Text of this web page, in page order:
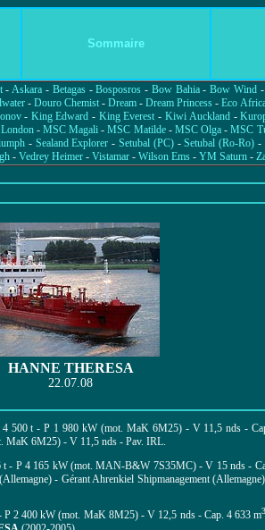
Sommaire
-Askara - Betagas-Bosposros - Bow Bahia-Bow Wind -
- Douro Chemist- Dream- Dream Princess- Eco
- King Edward - King Everest - Kiwi Auckland -
- MSC Magali -MSC Matilde- MSC Olga -MSC
- Sealand Explorer - Setubal (PC) -Setubal (Ro-Ro) -
- Vedrey Heimer - Vistamar - Wilson Ems - YM Saturn -
HANNE THERESA
22.07.08
4 500 t -P 1 980 kW (mot. MaK 6M25) - V 11,5 nds -
MaK 6M25) - V 11,5 nds - Pav. IRL.
t - P 4 165 kW (mot. MAN-B&W 7S35MC) - V 15 nds -
- GérantAhrenkiel Shipmanagement
2 400 kW (mot. MaK 8M25) - V 12,5 nds - Cap. 4 633 m3